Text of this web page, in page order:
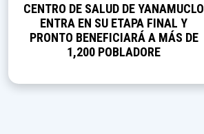
CENTRO DE SALUD DE YANAMUCLO
ENTRA EN SU ETAPA FINAL Y
PRONTO BENEFICIARÁ A MÁS DE
1,200 POBLADORE